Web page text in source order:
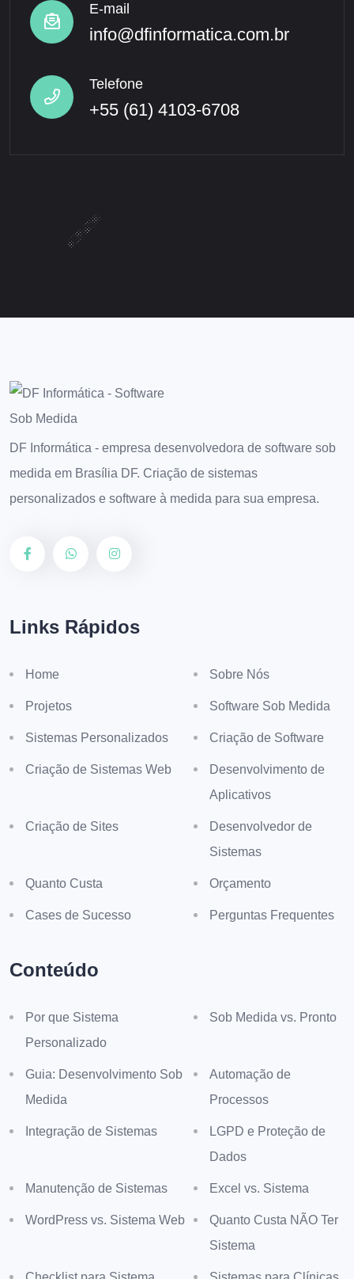
E-mail
info@dfinformatica.com.br
Telefone
+55 (61) 4103-6708
DF Informática - empresa desenvolvedora de software sob
medida em Brasília DF. Criação de sistemas
personalizados e software à medida para sua empresa.
Links Rápidos
Home Sobre Nós
Projetos Software Sob Medida
Sistemas Personalizados Criação de Software
Criação de Sistemas Web
Desenvolvimento de
Aplicativos
Criação de Sites
Desenvolvedor de
Sistemas
Quanto Custa Orçamento
Cases de Sucesso Perguntas Frequentes
Conteúdo
Por que Sistema
Personalizado
Sob Medida vs. Pronto
Guia: Desenvolvimento Sob
Medida
Automação de
Processos
Integração de Sistemas
LGPD e Proteção de
Dados
Manutenção de Sistemas Excel vs. Sistema
WordPress vs. Sistema Web
Quanto Custa NÃO Ter
Sistema